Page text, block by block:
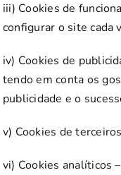
iii) Cookies de
configurar o site cada
iv) Cookies de
tendo em conta os
publicidade e o
v) Cookies de
vi) Cookies analíticos